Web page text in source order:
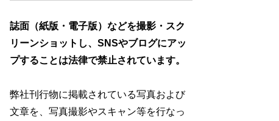
誌面（紙版・電子版）などを撮影・スク
リーンショットし、SNSやブログにアッ
プすることは法律で禁止されています。
弊社刊行物に掲載されている写真および
文章を、写真撮影やスキャン等を行なっ